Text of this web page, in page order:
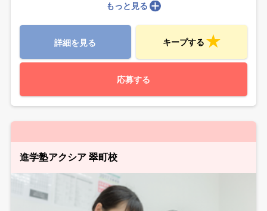
もっと見る
詳細を見る キープする
応募する
進学塾アクシア 翠町校